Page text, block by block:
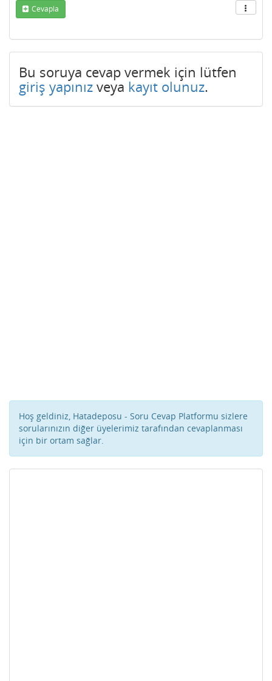
Cevapla
Bu soruya cevap vermek için lütfen
giriş yapınız veya kayıt olunuz.
Hoş geldiniz, Hatadeposu - Soru Cevap Platformu sizlere
sorularınızın diğer üyelerimiz tarafından cevaplanması
için bir ortam sağlar.